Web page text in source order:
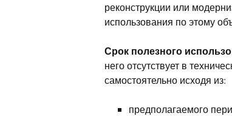
реконструкции или
использования по этому
Срок полезного
него отсутствует в
самостоятельно исходя из:
предполагаемого